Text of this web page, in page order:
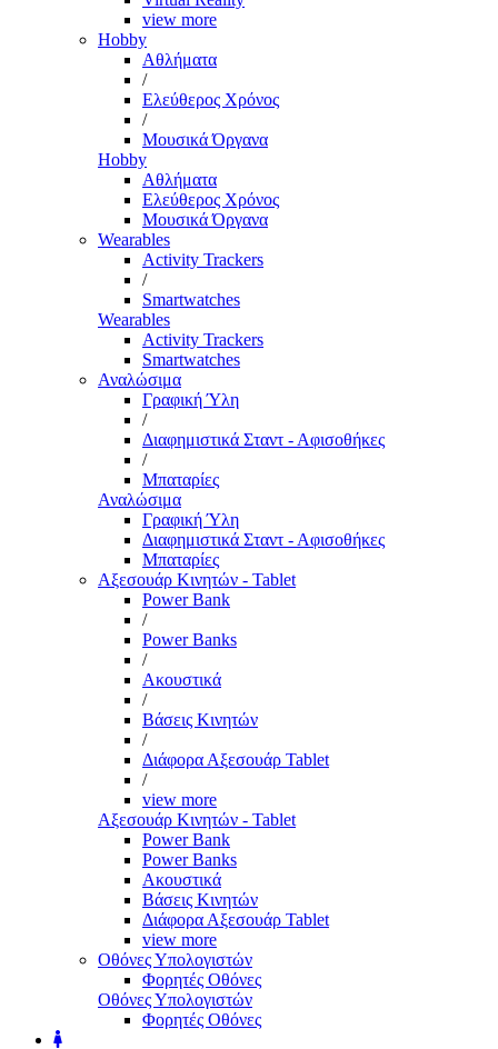
view more
Hobby
Αθλήματα
/
Ελεύθερος Χρόνος
/
Μουσικά Όργανα
Hobby
Αθλήματα
Ελεύθερος Χρόνος
Μουσικά Όργανα
Wearables
Activity Trackers
/
Smartwatches
Wearables
Activity Trackers
Smartwatches
Αναλώσιμα
Γραφική Ύλη
/
Διαφημιστικά Σταντ - Αφισοθήκες
/
Μπαταρίες
Αναλώσιμα
Γραφική Ύλη
Διαφημιστικά Σταντ - Αφισοθήκες
Μπαταρίες
Αξεσουάρ Κινητών - Tablet
Power Bank
/
Power Banks
/
Ακουστικά
/
Βάσεις Κινητών
/
Διάφορα Αξεσουάρ Tablet
/
view more
Αξεσουάρ Κινητών - Tablet
Power Bank
Power Banks
Ακουστικά
Βάσεις Κινητών
Διάφορα Αξεσουάρ Tablet
view more
Οθόνες Υπολογιστών
Φορητές Οθόνες
Οθόνες Υπολογιστών
Φορητές Οθόνες